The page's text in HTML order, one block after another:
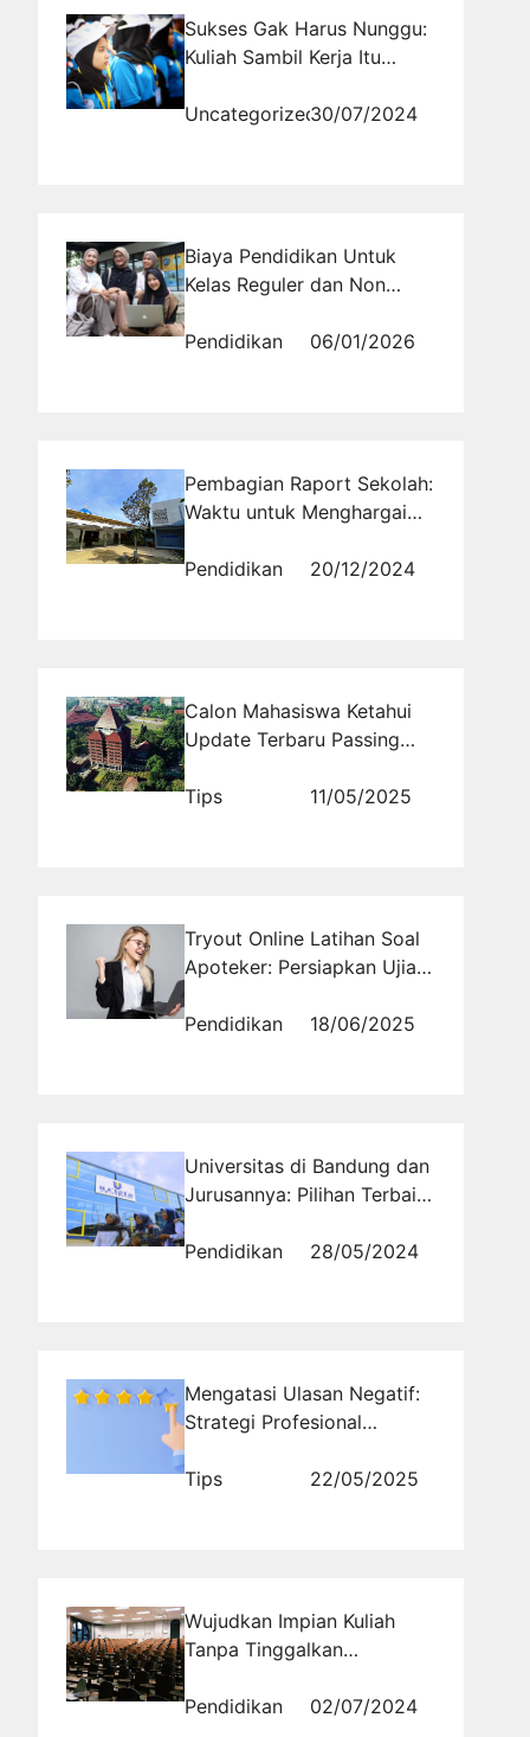
Sukses Gak Harus Nunggu:
Kuliah Sambil Kerja Itu
Uncategorized30/07/2024
Biaya Pendidikan Untuk
Kelas Reguler dan Non
Sekitar 5,5 Juta Untuk
Pendidikan 06/01/2026
Pembagian Raport Sekolah:
Waktu untuk Menghargai
Pendidikan
20/12/2024
Calon Mahasiswa Ketahui
Update Terbaru Passing
Semua Jurusan
Tips 11/05/2025
Tryout Online Latihan Soal
Apoteker: Persiapkan Ujian
Pendidikan
18/06/2025
Universitas di Bandung dan
Jurusannya: Pilihan Terbaik
Berkualitas
Pendidikan 28/05/2024
Mengatasi Ulasan Negatif:
Strategi Profesional
Tips
22/05/2025
Wujudkan Impian Kuliah
Tanpa Tinggalkan
University
Pendidikan 02/07/2024